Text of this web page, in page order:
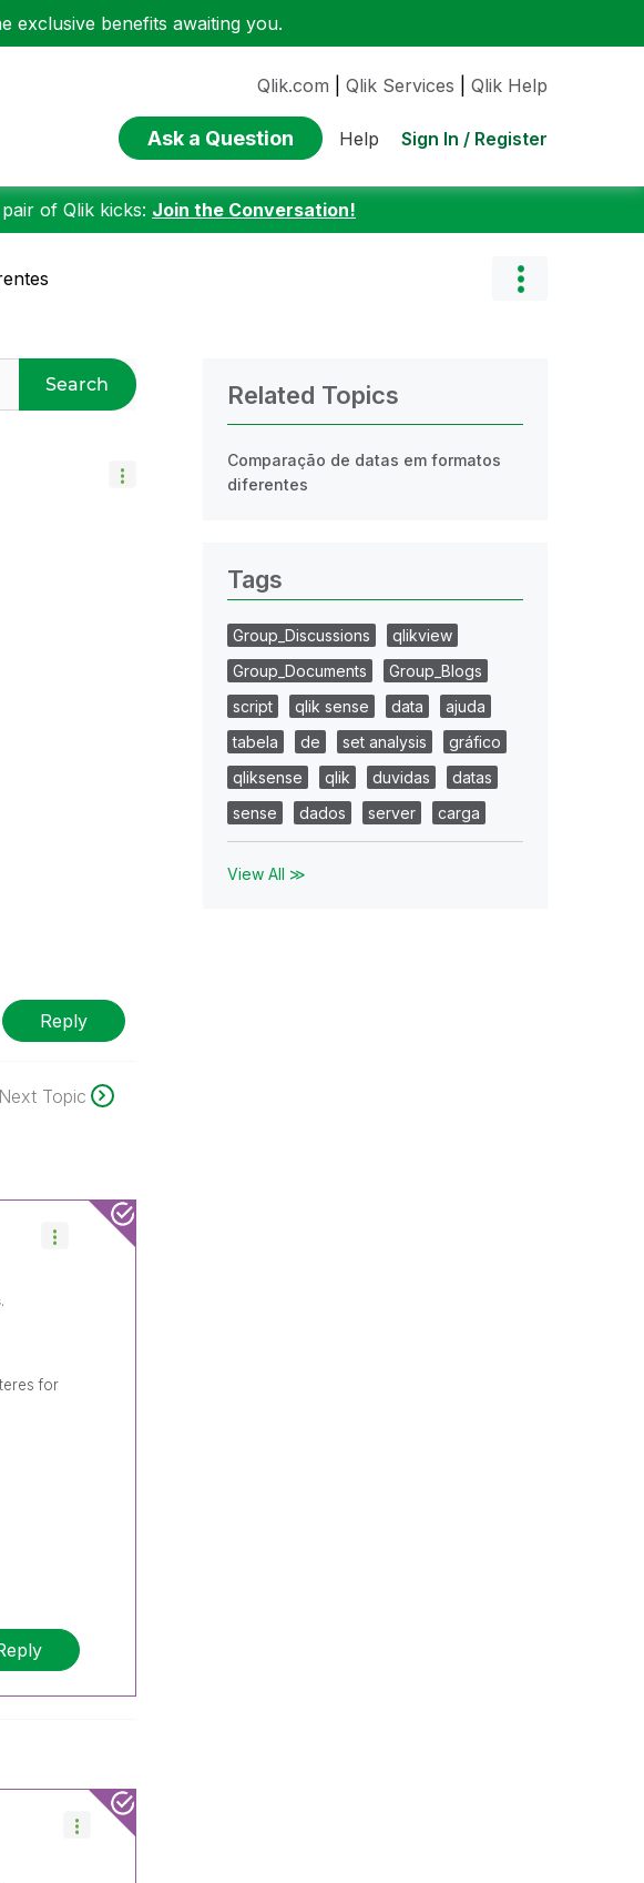
exclusive benefits awaiting you.
Qlik.com Qlik Services Qlik Help
Ask a Question Help Sign In / Register
of Qlik kicks: Join the Conversation!
Search
Reply
Next Topic
.
for
Related Topics
Comparação de datas em formatos
diferentes
Tags
Group_Discussions
qlikview
Group_Documents
Group_Blogs
script
qlik sense data
ajuda
tabela
de set analysis
gráfico
qliksense
qlik duvidas
datas
sense
dados server carga
View All ≫